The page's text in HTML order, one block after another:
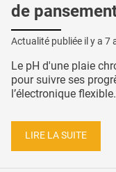
de
Actualité publiée il y a 7
Le pH d'une plaie
pour suivre ses
l’électronique
LIRE LA SUITE